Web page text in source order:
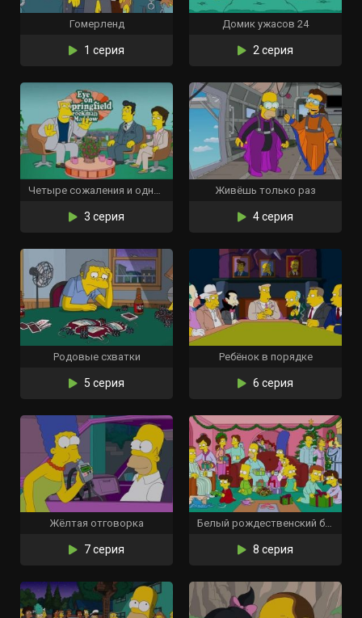
Гомерленд
1 серия
Домик ужасов 24
2 серия
Четыре сожаления и одни похороны
3 серия
Живёшь только раз
4 серия
Родовые схватки
5 серия
Ребёнок в порядке
6 серия
Жёлтая отговорка
7 серия
Белый рождественский блюз
8 серия